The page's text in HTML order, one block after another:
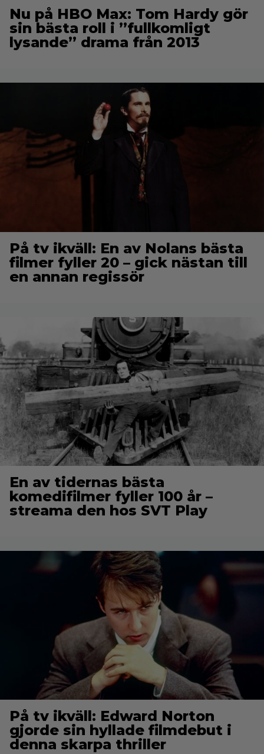
Nu på HBO Max: Tom Hardy gör
sin bästa roll i ”fullkomligt
lysande” drama från 2013
På tv ikväll: En av Nolans bästa
filmer fyller 20 – gick nästan till
en annan regissör
En av tidernas bästa
komedifilmer fyller 100 år –
streama den hos SVT Play
På tv ikväll: Edward Norton
gjorde sin hyllade filmdebut i
denna skarpa thriller